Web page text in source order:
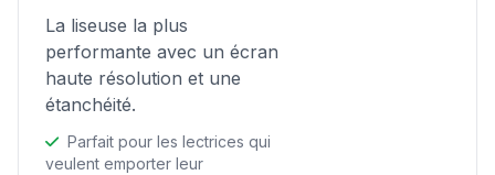
La liseuse la plus
performante avec un écran
haute résolution et une
étanchéité.
Parfait pour les lectrices qui
veulent emporter leur